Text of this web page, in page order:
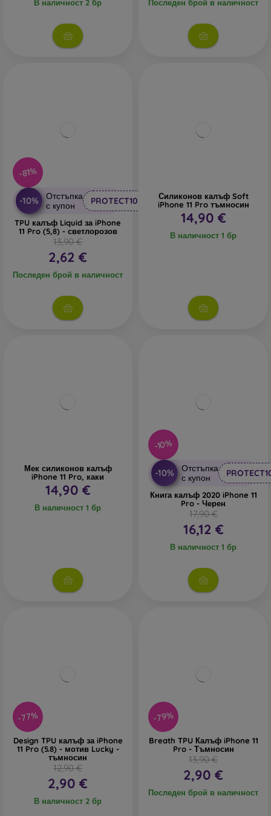
В наличност 2 бр Последен брой в наличност
-81%
-10%
Отстъпка
с купон
PROTECT10
TPU калъф Liquid за iPhone
11 Pro (5,8) - светлорозов
13,90 €
2,62 €
Последен брой в наличност
Силиконов калъф Soft
iPhone 11 Pro тъмносин
14,90 €
В наличност 1 бр
Мек силиконов калъф
iPhone 11 Pro, каки
14,90 €
В наличност 1 бр
-10%
-10%
Отстъпка
с купон
Книга калъф 2020 iPhone 11
Pro - Черен
17,90 €
16,12 €
В наличност 1 бр
-77%
Design TPU калъф за iPhone
11 Pro (5.8) - мотив Lucky -
тъмносин
12,90 €
2,90 €
В наличност 2 бр
-79%
Breath TPU Калъф iPhone 11
Pro - Тъмносин
13,90 €
2,90 €
Последен брой в наличност